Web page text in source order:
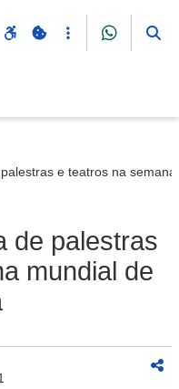
e teatros na
de palestras
mundial de